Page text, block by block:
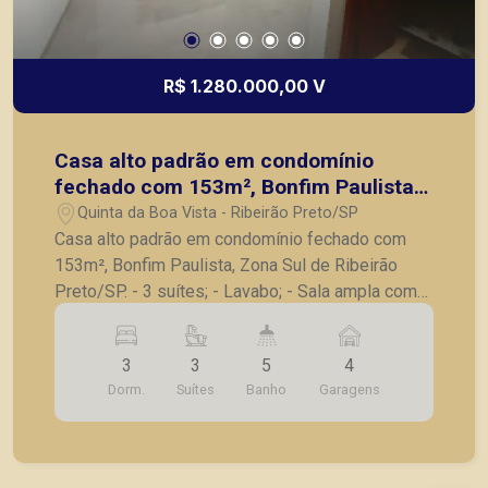
R$ 1.280.000,00 V
Casa alto padrão em condomínio
fechado com 153m², Bonfim Paulista,
Zona Sul de Ribeirão Preto/SP.
Quinta da Boa Vista - Ribeirão Preto/SP
Casa alto padrão em condomínio fechado com
153m², Bonfim Paulista, Zona Sul de Ribeirão
Preto/SP. - 3 suítes; - Lavabo; - Sala ampla com
pé direito duplo; - Cozinha com ilha e armários
planejados; - Piscina com cascata , hidro e led; -
Banheiro externo; - Corredor lateral; - 4 vagas de
garagem. A Piramid tem como objetivo atender
seus clientes com agilidade e segurança, em
3
Dorm.
3
Suítes
5
Banho
4
Garagens